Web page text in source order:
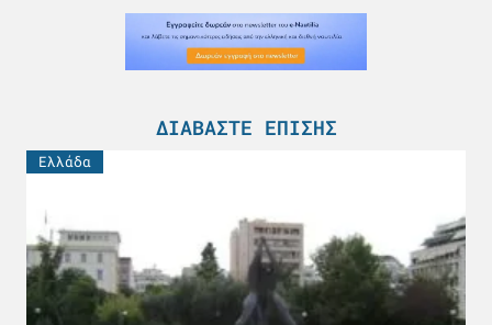
ΔΙΑΒΆΣΤΕ ΕΠΊΣΗΣ
Ελλάδα